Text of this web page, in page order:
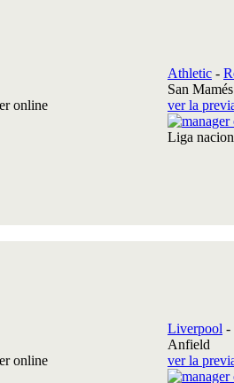
Athletic -
San
ver la
Liga
Liverpool -
Anfield
ver la